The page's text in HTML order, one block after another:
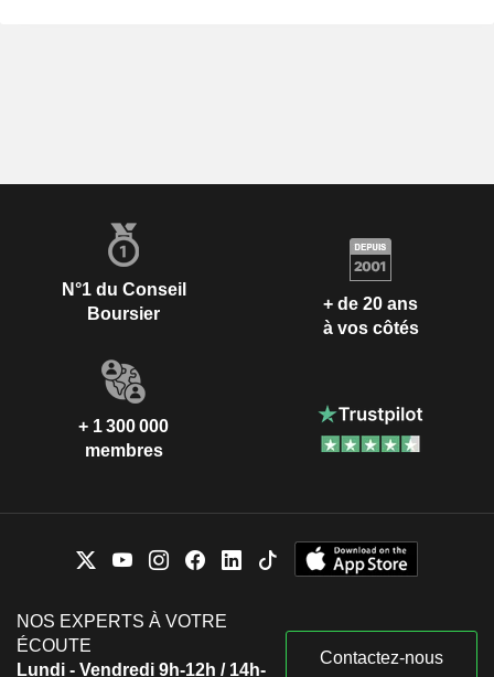
N°1 du Conseil
Boursier
+ de 20 ans
à vos côtés
+ 1 300 000
membres
NOS EXPERTS À VOTRE
ÉCOUTE
Lundi - Vendredi 9h-12h / 14h-
Contactez-nous